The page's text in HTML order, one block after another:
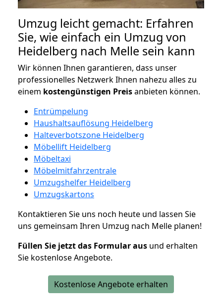
Umzug leicht gemacht: Erfahren
Sie, wie einfach ein Umzug von
Heidelberg nach Melle sein kann
Wir können Ihnen garantieren, dass unser
professionelles Netzwerk Ihnen nahezu alles zu
einem kostengünstigen Preisanbieten können.
Entrümpelung
Haushaltsauflösung Heidelberg
Halteverbotszone Heidelberg
Möbellift Heidelberg
Möbeltaxi
Möbelmitfahrzentrale
Umzugshelfer Heidelberg
Umzugskartons
Kontaktieren Sie uns noch heute und lassen Sie
uns gemeinsam Ihren Umzug nach Melle planen!
Füllen Sie jetzt das Formular aus und erhalten
Sie kostenlose Angebote.
Kostenlose Angebote erhalten